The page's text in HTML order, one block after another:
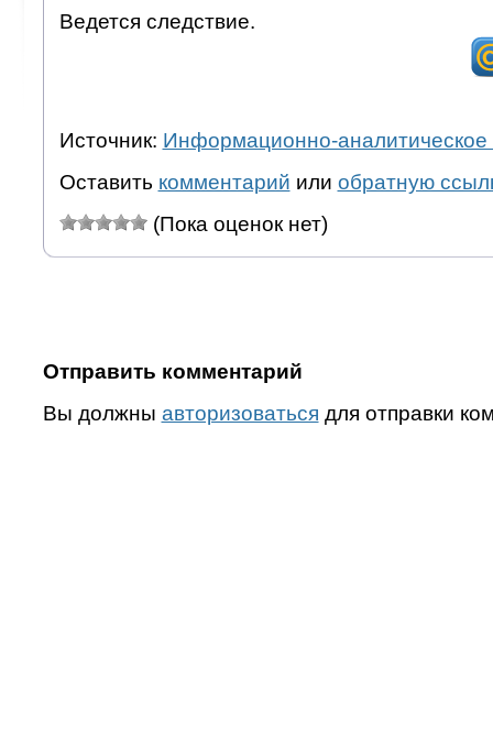
Ведется следствие.
Источник: Информационно-аналитическое
Оставить комментарий или обратную
(Пока оценок нет)
Отправить комментарий
Вы должны авторизоваться для отправки